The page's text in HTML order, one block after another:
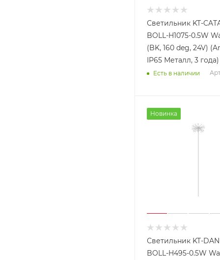
Светильник KT-
BOLL-H1075-0.5W
(BK, 160 deg, 24V)
IP65 Металл, 3 года)
Есть в наличии
Новинка
Светильник KT-
BOLL-H495-0.5W